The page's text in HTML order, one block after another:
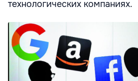
технологических компаниях.